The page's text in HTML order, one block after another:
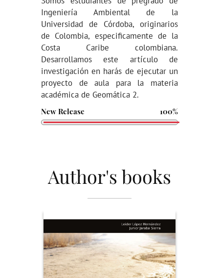
Ingeniería Ambiental de la
Universidad de Córdoba, originarios
de Colombia, especificamente de la
Costa Caribe colombiana.
Desarrollamos este artículo de
investigación en harás de ejecutar un
proyecto de aula para la materia
académica de Geomática 2.
New Release 100%
Author's books